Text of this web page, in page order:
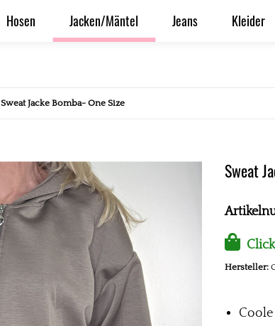
Hosen Jacken/Mäntel Jeans Kleider
Sweat Jacke Bomba- One Size
Sweat
Hersteller:
Coole